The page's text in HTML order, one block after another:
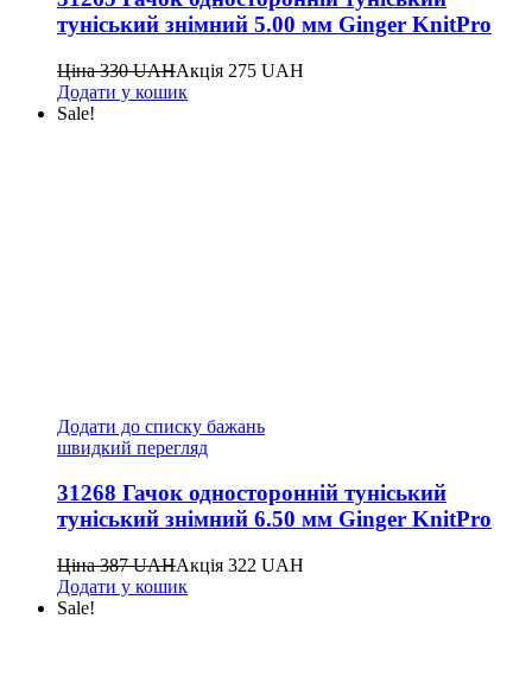
туніський знімний 5.00 мм Ginger KnitPro
Ціна330UAHАкція 275 UAH
Додати у кошик
Sale!
Додати до списку бажань
швидкий перегляд
31268 Гачок односторонній туніський
туніський знімний 6.50 мм Ginger KnitPro
Ціна387UAHАкція 322 UAH
Додати у кошик
Sale!